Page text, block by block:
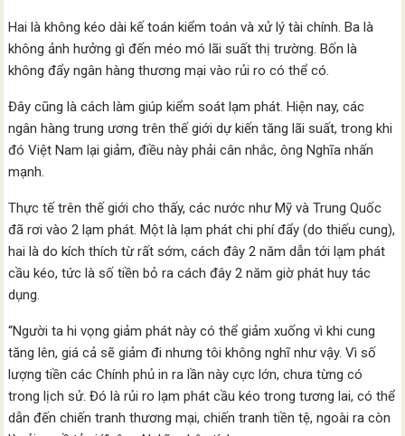
Hai là không kéo dài kế toán kiểm toán và xử lý tài chính. Ba là
không ảnh hưởng gì đến méo mó lãi suất thị trường. Bốn là
không đẩy ngân hàng thương mại vào rủi ro có thể có.
Đây cũng là cách làm giúp kiểm soát lạm phát. Hiện nay, các
ngân hàng trung ương trên thế giới dự kiến tăng lãi suất, trong khi
đó Việt Nam lại giảm, điều này phải cân nhắc, ông Nghĩa nhấn
mạnh.
Thực tế trên thế giới cho thấy, các nước như Mỹ và Trung Quốc
đã rơi vào 2 lạm phát. Một là lạm phát chi phí đẩy (do thiếu cung),
hai là do kích thích từ rất sớm, cách đây 2 năm dẫn tới lạm phát
cầu kéo, tức là số tiền bỏ ra cách đây 2 năm giờ phát huy tác
dụng.
“Người ta hi vọng giảm phát này có thể giảm xuống vì khi cung
tăng lên, giá cả sẽ giảm đi nhưng tôi không nghĩ như vậy. Vì số
lượng tiền các Chính phủ in ra lần này cực lớn, chưa từng có
trong lịch sử. Đó là rủi ro lạm phát cầu kéo trong tương lai, có thể
dẫn đến chiến tranh thương mại, chiến tranh tiền tệ, ngoài ra còn